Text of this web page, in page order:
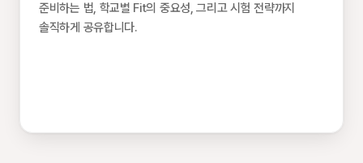
준비하는 법, 학교별 Fit의 중요성, 그리고 시험 전략까지
솔직하게 공유합니다.